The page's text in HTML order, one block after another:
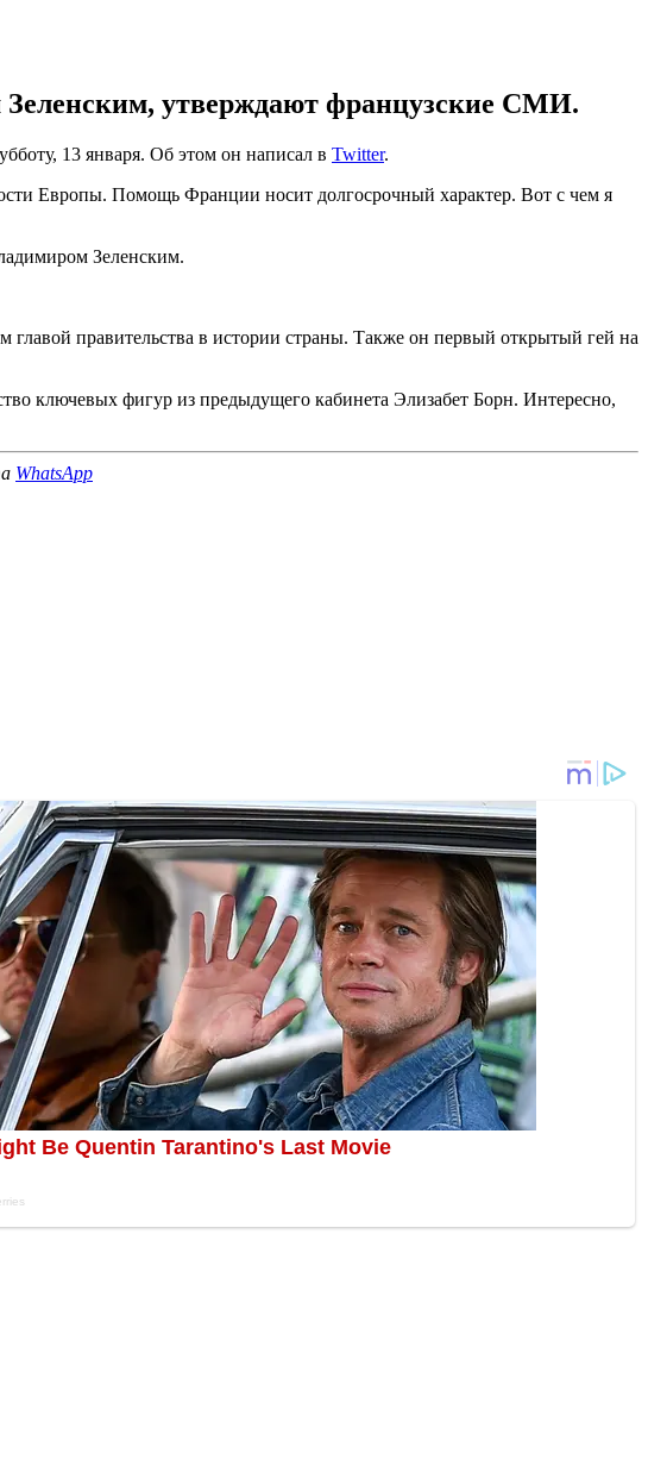
Зеленским, утверждают французские СМИ.
13 января. Об этом он написал в Twitter.
Европы. Помощь Франции носит долгосрочный характер. Вот с чем я
Зеленским.
правительства в истории страны. Также он первый открытый гей на
ключевых фигур из предыдущего кабинета Элизабет Борн. Интересно,
WhatsApp